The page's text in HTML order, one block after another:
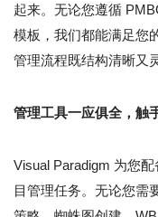
起来。无论您遵循
模板，我们都能满足您
管理流程既结构清晰又
管理工具一应俱全，触
Visual Paradigm 为您
目管理任务。无论您需